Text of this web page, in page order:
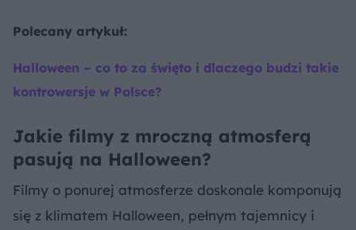
Polecany artykuł:
Halloween – co to za święto i dlaczego budzi takie
kontrowersje w Polsce?
Jakie filmy z mroczną atmosferą
pasują na Halloween?
Filmy o ponurej atmosferze doskonale komponują
się z klimatem Halloween, pełnym tajemnicy i